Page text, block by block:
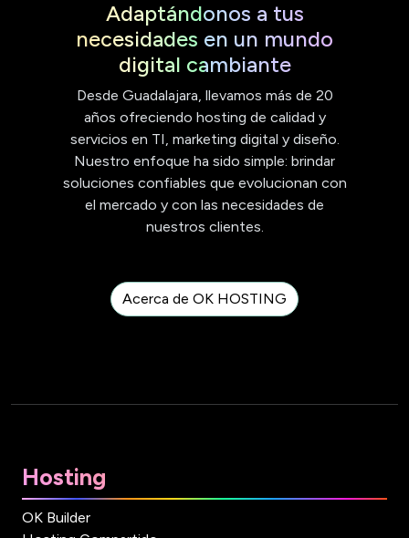
Adaptándonos a tus
necesidades en un mundo
digital cambiante
Desde Guadalajara, llevamos más de 20
años ofreciendo hosting de calidad y
servicios en TI, marketing digital y diseño.
Nuestro enfoque ha sido simple: brindar
soluciones confiables que evolucionan con
el mercado y con las necesidades de
nuestros clientes.
Acerca de OK HOSTING
Hosting
OK Builder